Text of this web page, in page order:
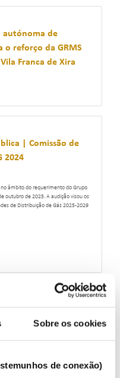
Sobre os cookies
de conexão)
autónoma de
reforço da GRMS
Franca de Xira
| Comissão de
2024
âmbito do requerimento do Grupo
outubro de 2025. A audição visou os
de Distribuição de Gás 2025-2029
de Redes